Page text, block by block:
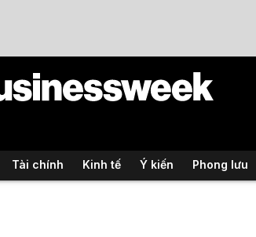
Tài chính Kinh tế Ý kiến Phong lưu